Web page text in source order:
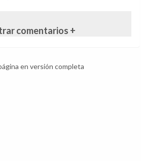
comentarios +
en versión completa